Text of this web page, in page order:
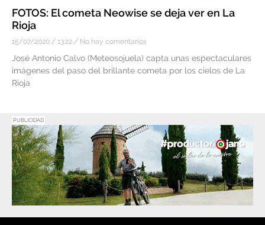
FOTOS: El cometa Neowise se deja ver en La
Rioja
15/07/2020 13:22 No hay comentarios
José Antonio Calvo (Meteosojuela) capta unas espectaculares
imágenes del paso del brillante cometa por los cielos de La
Rioja
PUBLICIDAD